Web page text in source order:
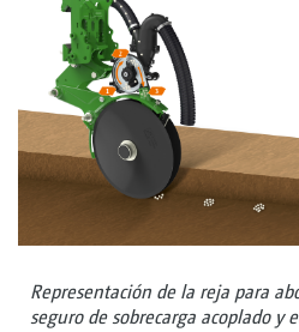
Representación de la reja para
seguro de sobrecarga acoplado y